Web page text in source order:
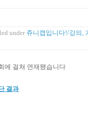
under 쥬니캡입니다!/강의,
에 걸쳐 연재됐습니다
결과